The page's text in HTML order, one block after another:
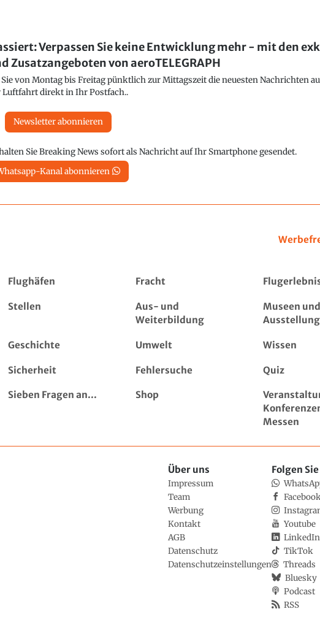
Verpassen Sie keine Entwicklung mehr - mit den
Zusatzangeboten von aeroTELEGRAPH
von Montag bis Freitag pünktlich zur Mittagszeit die neuesten Nachrichten
Luftfahrt direkt in Ihr Postfach..
Newsletter abonnieren
Sie Breaking News sofort als Nachricht auf Ihr Smartphone gesendet.
Kanal abonnieren
Flughäfen Fracht
Stellen
Aus- und
Weiterbildung
Museen und
Geschichte Umwelt Wissen
Sicherheit Fehlersuche Quiz
Sieben Fragen an... Shop
Messen
Über uns
Impressum
Team
Werbung
Kontakt
AGB
Datenschutz
Datenschutzeinstellungen
Folgen
Youtube
LinkedIn
TikTok
Threads
Bluesky
Podcast
RSS